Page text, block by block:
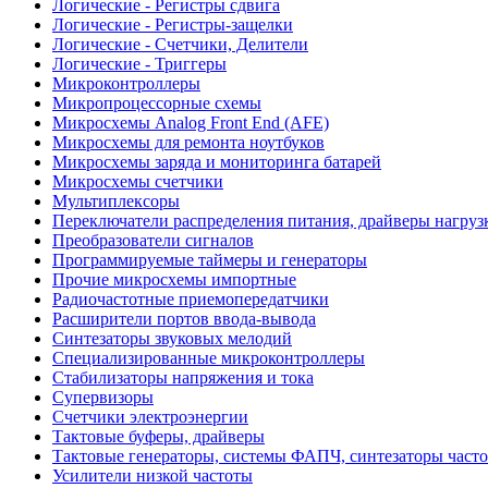
Логические - Регистры сдвига
Логические - Регистры-защелки
Логические - Счетчики, Делители
Логические - Триггеры
Микроконтроллеры
Микропроцессорные схемы
Микросхемы Analog Front End (AFE)
Микросхемы для ремонта ноутбуков
Микросхемы заряда и мониторинга батарей
Микросхемы счетчики
Мультиплексоры
Переключатели распределения питания, драйверы
Преобразователи сигналов
Программируемые таймеры и генераторы
Прочие микросхемы импортные
Радиочастотные приемопередатчики
Расширители портов ввода-вывода
Синтезаторы звуковых мелодий
Специализированные микроконтроллеры
Стабилизаторы напряжения и тока
Супервизоры
Счетчики электроэнергии
Тактовые буферы, драйверы
Тактовые генераторы, системы ФАПЧ, синтезаторы
Усилители низкой частоты